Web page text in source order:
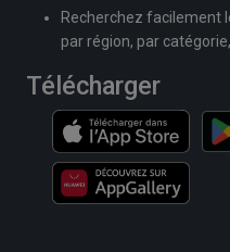
Recherchez facilement
par région, par
Télécharger